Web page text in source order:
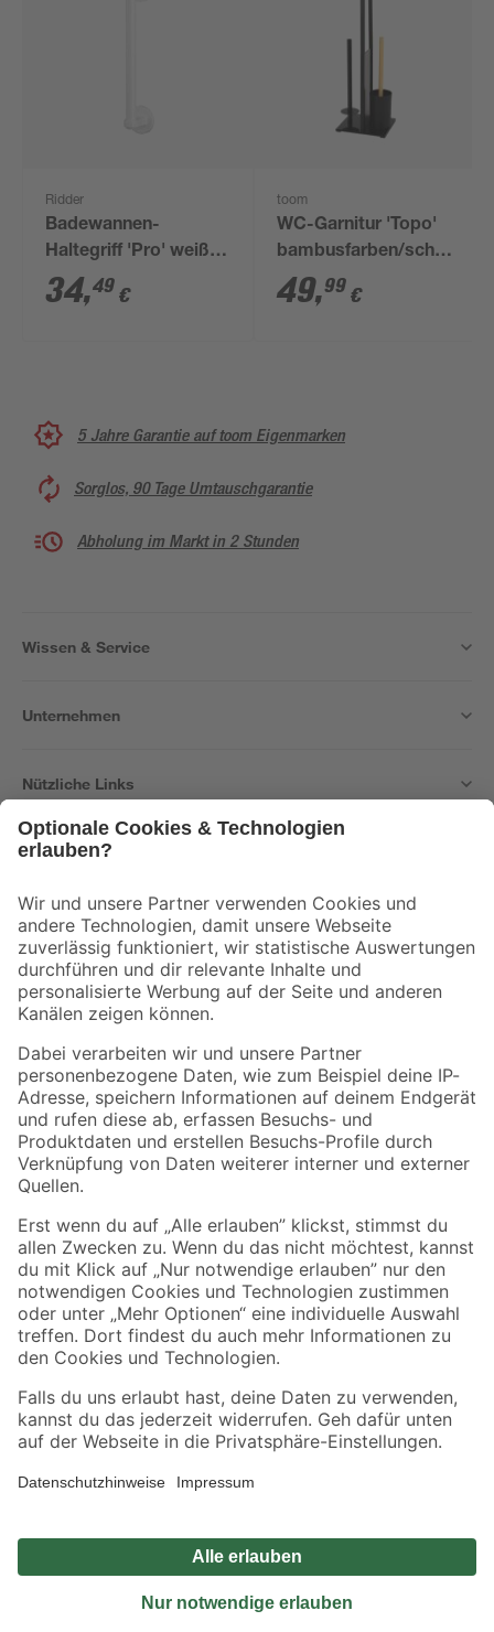
Ridder
Badewannen-
Haltegriff 'Pro' weiß
45 cm bis 110 kg
34,49 €
toom
WC-Garnitur 'Topo'
bambusfarben/schwarz
24 x 64,5 x 18 cm
49,99 €
5 Jahre Garantie auf toom Eigenmarken
Sorglos, 90 Tage Umtauschgarantie
Abholung im Markt in 2 Stunden
Wissen & Service
Unternehmen
Nützliche Links
Der toom Newsletter: Keine Angebote und Aktionen mehr verpassen!
Zur Newsletter Anmeldung
Folge uns
Zahlungsarten Versandarten
Sicher einkaufen
Jetzt die toom-App herunterladen
Alle Preisangaben in EUR inkl. gesetzl. MwSt.. Die dargestellten Angebote sind unter
Umständen nicht in allen Märkten verfügbar. Die angegebenen Verfügbarkeiten beziehen
Produkte nur solange der Vorrat reicht.
*Paketversand ab 59 € versandkostenfrei, gilt nicht für Artikel mit Speditionsversand, hier
Privatsphäre Impressum
Nutzungsbedingungen
Widerrufsrecht
Vertrag widerrufen